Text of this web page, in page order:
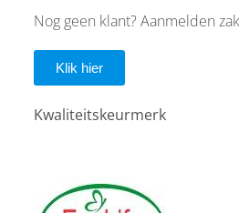
Nog geen klant? Aanmelden
Klik hier
Kwaliteitskeurmerk